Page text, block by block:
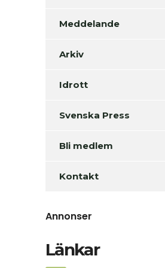
Meddelande
Arkiv
Idrott
Svenska Press
Bli medlem
Kontakt
Annonser
Länkar